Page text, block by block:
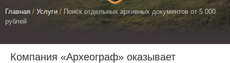
Полезное
Обратная связь
Вы
здесь
Главная / Услуги / Поиск отдельных архивных документов от 5 000
рублей
Компания «Археограф» оказывает